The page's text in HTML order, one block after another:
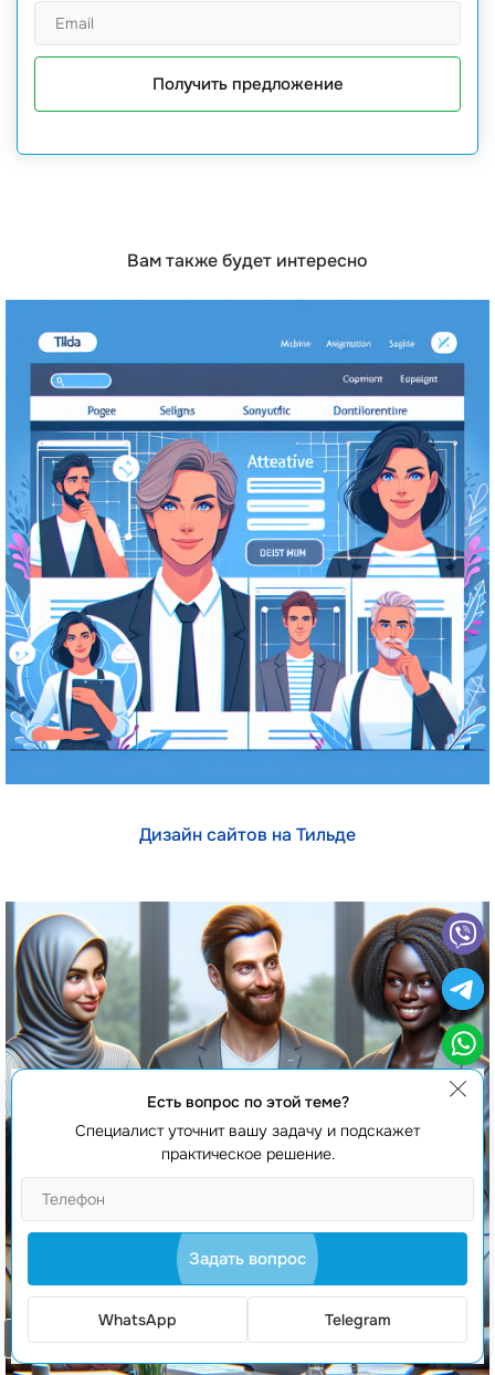
Получить предложение
Вам также будет интересно
Дизайн сайтов на Тильде
Есть вопрос по этой теме?
Специалист уточнит вашу задачу и подскажет
практическое решение.
Задать вопрос
WhatsApp Telegram
Заказать звонок